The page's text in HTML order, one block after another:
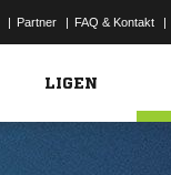
| Partner | FAQ & Kontakt |
LIGEN